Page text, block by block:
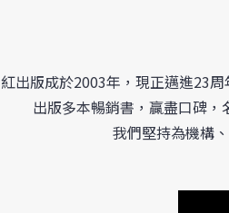
紅出版成於2003年，現正邁進23
出版多本暢銷書，贏盡口碑
我們堅持為機構